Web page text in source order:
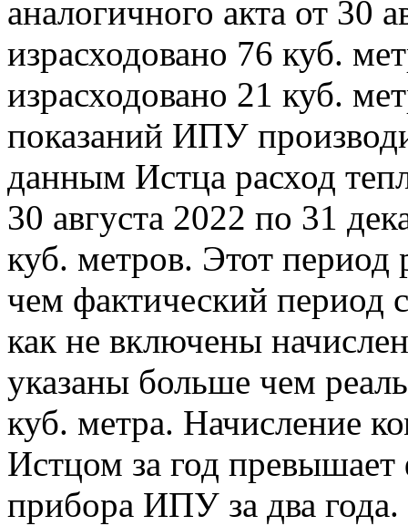
аналогичного акта от 30
израсходовано 76 куб.
израсходовано 21 куб.
показаний ИПУ
данным Истца расход
30 августа 2022 по 31
куб. метров. Этот период
чем фактический период
как не включены
указаны больше чем
куб. метра. Начисление
Истцом за год превышает
прибора ИПУ за два года.